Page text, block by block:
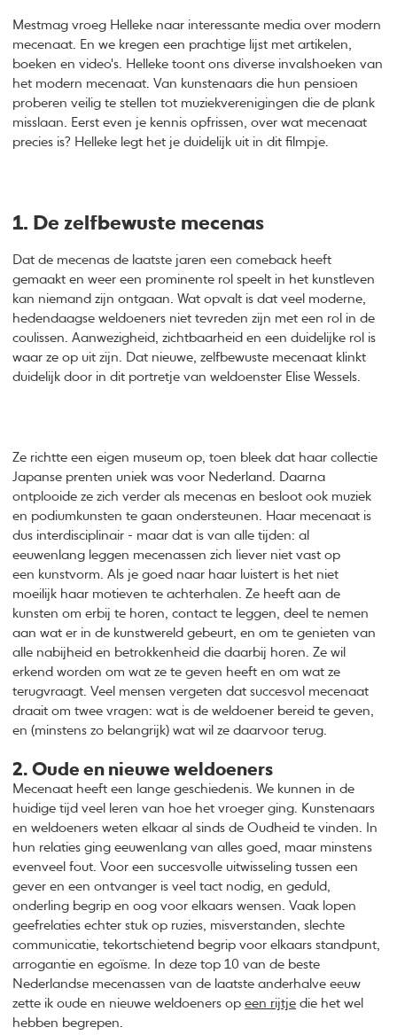
Mestmag vroeg Helleke naar interessante media over modern
mecenaat. En we kregen een prachtige lijst met artikelen,
boeken en video's. Helleke toont ons diverse invalshoeken van
het modern mecenaat. Van kunstenaars die hun pensioen
proberen veilig te stellen tot muziekverenigingen die de plank
misslaan. Eerst even je kennis opfrissen, over wat mecenaat
precies is? Helleke legt het je duidelijk uit in dit filmpje.
1. De zelfbewuste mecenas
Dat de mecenas de laatste jaren een comeback heeft
gemaakt en weer een prominente rol speelt in het kunstleven
kan niemand zijn ontgaan. Wat opvalt is dat veel moderne,
hedendaagse weldoeners niet tevreden zijn met een rol in de
coulissen. Aanwezigheid, zichtbaarheid en een duidelijke rol is
waar ze op uit zijn. Dat nieuwe, zelfbewuste mecenaat klinkt
duidelijk door in dit portretje van weldoenster Elise Wessels.
Ze richtte een eigen museum op, toen bleek dat haar collectie
Japanse prenten uniek was voor Nederland. Daarna
ontplooide ze zich verder als mecenas en besloot ook muziek
en podiumkunsten te gaan ondersteunen. Haar mecenaat is
dus interdisciplinair - maar dat is van alle tijden: al
eeuwenlang leggen mecenassen zich liever niet vast op
een kunstvorm. Als je goed naar haar luistert is het niet
moeilijk haar motieven te achterhalen. Ze heeft aan de
kunsten om erbij te horen, contact te leggen, deel te nemen
aan wat er in de kunstwereld gebeurt, en om te genieten van
alle nabijheid en betrokkenheid die daarbij horen. Ze wil
erkend worden om wat ze te geven heeft en om wat ze
terugvraagt. Veel mensen vergeten dat succesvol mecenaat
draait om twee vragen: wat is de weldoener bereid te geven,
en (minstens zo belangrijk) wat wil ze daarvoor terug.
2. Oude en nieuwe weldoeners
Mecenaat heeft een lange geschiedenis. We kunnen in de
huidige tijd veel leren van hoe het vroeger ging. Kunstenaars
en weldoeners weten elkaar al sinds de Oudheid te vinden. In
hun relaties ging eeuwenlang van alles goed, maar minstens
evenveel fout. Voor een succesvolle uitwisseling tussen een
gever en een ontvanger is veel tact nodig, en geduld,
onderling begrip en oog voor elkaars wensen. Vaak lopen
geefrelaties echter stuk op ruzies, misverstanden, slechte
communicatie, tekortschietend begrip voor elkaars standpunt,
arrogantie en egoïsme. In deze top 10 van de beste
Nederlandse mecenassen van de laatste anderhalve eeuw
zette ik oude en nieuwe weldoeners opeen rijtje die het wel
hebben begrepen.